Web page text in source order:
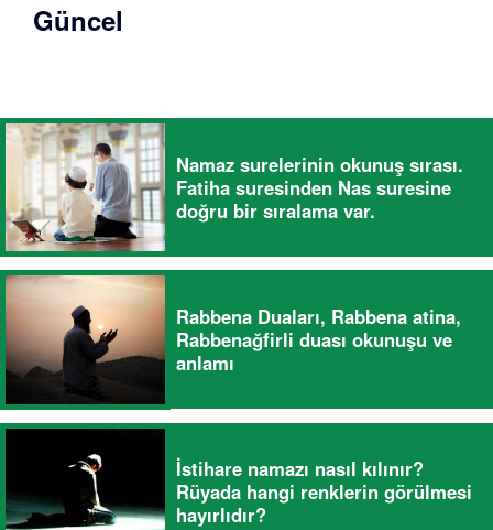
Güncel
Namaz surelerinin okunuş sırası.
Fatiha suresinden Nas suresine
doğru bir sıralama var.
Rabbena Duaları, Rabbena atina,
Rabbenağfirli duası okunuşu ve
anlamı
İstihare namazı nasıl kılınır?
Rüyada hangi renklerin görülmesi
hayırlıdır?